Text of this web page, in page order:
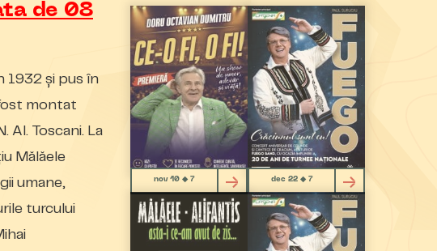
de 08
1932 şi pus în
montat
Al. Toscani. La
Mălăele
umane,
turcului
nov 10 ◆ 7 dec 22 ◆ 7